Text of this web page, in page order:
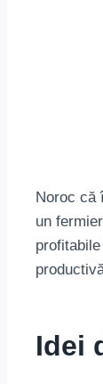
Noroc că
un
Idei